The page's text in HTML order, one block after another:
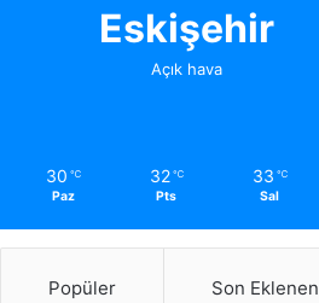
Eskişehir
Açık hava
30 ℃
Paz
32 ℃
Pts
33 ℃
Sal
Popüler Son Eklenen